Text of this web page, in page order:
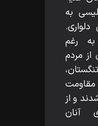
به
رغم
از مردم
و از
آنان